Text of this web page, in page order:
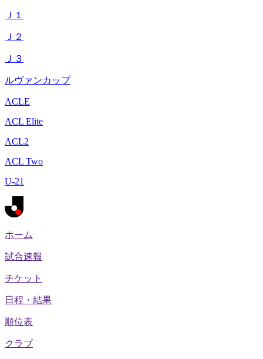
Ｊ１
Ｊ２
Ｊ３
ルヴァンカップ
ACLE
ACL Elite
ACL2
ACL Two
U-21
ホーム
試合速報
チケット
日程・結果
順位表
クラブ